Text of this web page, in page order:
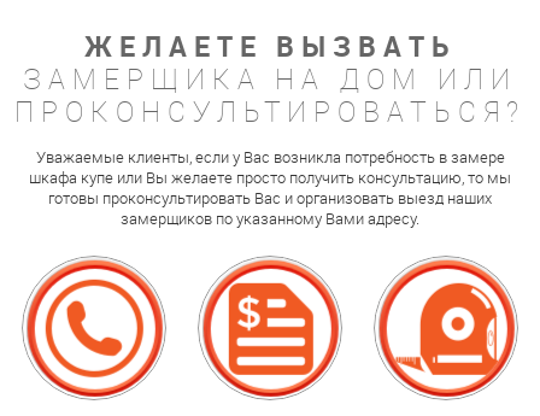
ЖЕЛАЕТЕ ВЫЗВАТЬ
ЗАМЕРЩИКА НА ДОМ ИЛИ
ПРОКОНСУЛЬТИРОВАТЬСЯ?
Уважаемые клиенты, если у Вас возникла потребность в замере
шкафа купе или Вы желаете просто получить консультацию, то мы
готовы проконсультировать Вас и организовать выезд наших
замерщиков по указанному Вами адресу.